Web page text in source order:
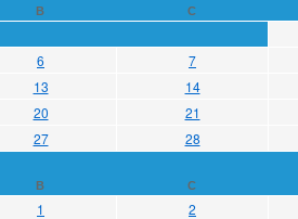
В С
6
7
13
14
20
21
27 28
В С
1
2